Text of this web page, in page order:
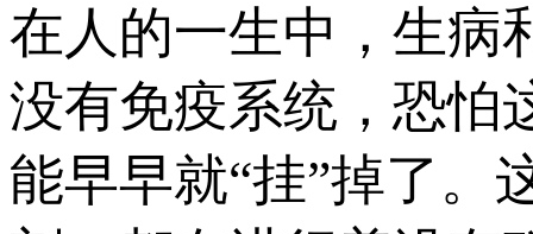
在人的一生中，生病
没有免疫系统，恐怕
能早早就“挂”掉了。